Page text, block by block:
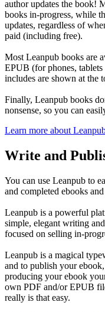
author updates the book!
books in-progress, while
updates, regardless of
paid (including free).
Most Leanpub books are
EPUB (for phones,
includes are shown at the
Finally, Leanpub books
nonsense, so you can
Learn more about
Write and
You can use Leanpub to
and completed ebooks
Leanpub is a powerful
simple, elegant writing
focused on selling in-
Leanpub is a magical
and to publish your
producing your ebook
own PDF and/or EPUB
really is that easy.